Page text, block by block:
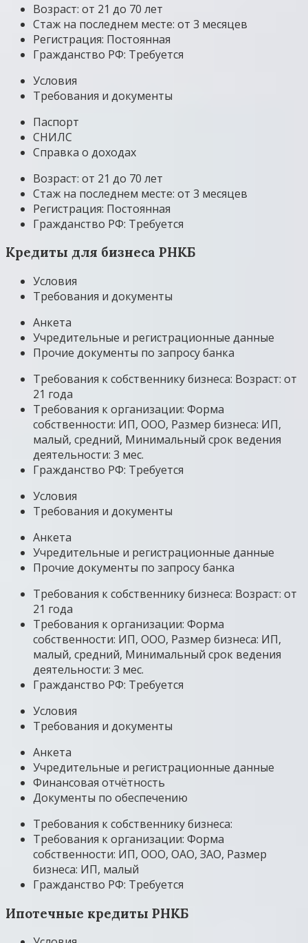
Возраст: от 21 до 70 лет
Стаж на последнем месте: от 3 месяцев
Регистрация: Постоянная
Гражданство РФ: Требуется
Условия
Требования и документы
Паспорт
СНИЛС
Справка о доходах
Возраст: от 21 до 70 лет
Стаж на последнем месте: от 3 месяцев
Регистрация: Постоянная
Гражданство РФ: Требуется
Кредиты для бизнеса РНКБ
Условия
Требования и документы
Анкета
Учредительные и регистрационные данные
Прочие документы по запросу банка
Требования к собственнику бизнеса: Возраст: от
21 года
Требования к организации: Форма
собственности: ИП, ООО, Размер бизнеса: ИП,
малый, средний, Минимальный срок ведения
деятельности: 3 мес.
Гражданство РФ: Требуется
Условия
Требования и документы
Анкета
Учредительные и регистрационные данные
Прочие документы по запросу банка
Требования к собственнику бизнеса: Возраст: от
21 года
Требования к организации: Форма
собственности: ИП, ООО, Размер бизнеса: ИП,
малый, средний, Минимальный срок ведения
деятельности: 3 мес.
Гражданство РФ: Требуется
Условия
Требования и документы
Анкета
Учредительные и регистрационные данные
Финансовая отчётность
Документы по обеспечению
Требования к собственнику бизнеса:
Требования к организации: Форма
собственности: ИП, ООО, ОАО, ЗАО, Размер
бизнеса: ИП, малый
Гражданство РФ: Требуется
Ипотечные кредиты РНКБ